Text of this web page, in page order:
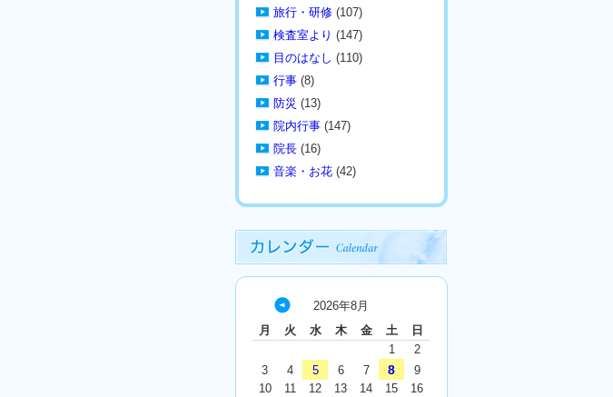
旅行・研修 (107)
検査室より (147)
目のはなし (110)
行事 (8)
防災 (13)
院内行事 (147)
院長 (16)
音楽・お花 (42)
2026年8月
月
火 水 木 金 土 日
« 7
月
1
2
3
4 5 6 7 8
9
10
11 12 13 14 15
16